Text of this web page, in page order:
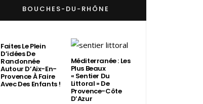
BOUCHES-DU-RHÔNE
Faites Le Plein
D’idées De
Randonnée
Autour D’Aix-En-
Provence À Faire
Avec Des Enfants !
Méditerranée : Les
Plus Beaux
« Sentier Du
Littoral » De
Provence-Côte
D’Azur